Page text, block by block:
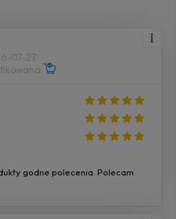
07-27
godne polecenia. Polecam